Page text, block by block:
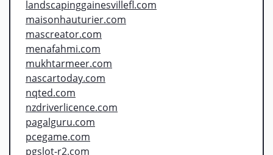
landscapinggainesvillefl.com
maisonhauturier.com
mascreator.com
menafahmi.com
mukhtarmeer.com
nascartoday.com
nqted.com
nzdriverlicence.com
pagalguru.com
pcegame.com
pgslot-r2.com